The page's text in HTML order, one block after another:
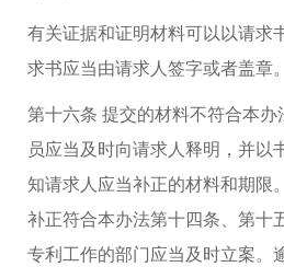
有关证据和证明材料可以以请求
求书应当由请求人签字或者盖章。
第十六条 提交的材料不符合本办
员应当及时向请求人释明，并以
知请求人应当补正的材料和期限
补正符合本办法第十四条、第十
专利工作的部门应当及时立案。